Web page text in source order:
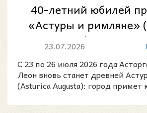
40-летний юбилей
«Астуры и римляне»
Romanos) в Асторге
23.07.2026
С 23 по 26 июля 2026 года
Леон вновь станет древней
(Asturica Augusta): город